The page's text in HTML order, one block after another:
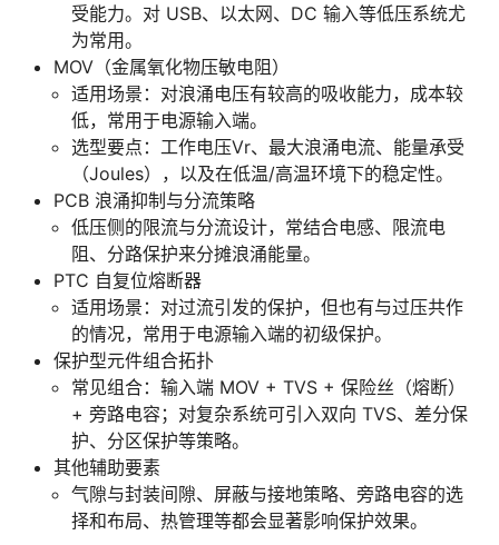
受能力。对 USB、以太网、DC 输入等低压系统尤
为常用。
MOV（金属氧化物压敏电阻）
适用场景：对浪涌电压有较高的吸收能力，成本较
低，常用于电源输入端。
选型要点：工作电压Vr、最大浪涌电流、能量承受
（Joules），以及在低温/高温环境下的稳定性。
PCB 浪涌抑制与分流策略
低压侧的限流与分流设计，常结合电感、限流电
阻、分路保护来分摊浪涌能量。
PTC 自复位熔断器
适用场景：对过流引发的保护，但也有与过压共作
的情况，常用于电源输入端的初级保护。
保护型元件组合拓扑
常见组合：输入端 MOV + TVS + 保险丝（熔断）
+ 旁路电容；对复杂系统可引入双向 TVS、差分保
护、分区保护等策略。
其他辅助要素
气隙与封装间隙、屏蔽与接地策略、旁路电容的选
择和布局、热管理等都会显著影响保护效果。